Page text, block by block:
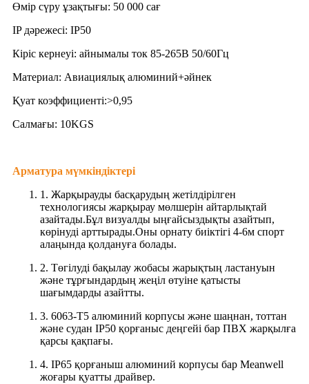
Өмір сүру ұзақтығы: 50 000 сағ
IP дәрежесі: IP50
Кіріс кернеуі: айнымалы ток 85-265В 50/60Гц
Материал: Авиациялық алюминий+әйнек
Қуат коэффициенті:>0,95
Салмағы: 10KGS
Арматура мүмкіндіктері
1. Жарқырауды басқарудың жетілдірілген
технологиясы жарқырау мөлшерін айтарлықтай
азайтады.Бұл визуалды ыңғайсыздықты азайтып,
көрінуді арттырады.Оны орнату биіктігі 4-6м спорт
алаңында қолдануға болады.
2. Төгілуді бақылау жобасы жарықтың ластануын
және тұрғындардың жеңіл өтуіне қатысты
шағымдарды азайтты.
3. 6063-T5 алюминий корпусы және шаңнан, тоттан
және судан IP50 қорғаныс деңгейі бар ПВХ жарқылға
қарсы қақпағы.
4. IP65 қорғаныш алюминий корпусы бар Meanwell
жоғары қуатты драйвер.